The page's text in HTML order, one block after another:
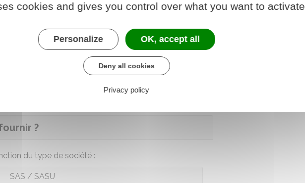
de la propriété industrielle (Inpi)
est automatiquement inscrite au répertoire national
?
du type de société :
SAS / SASU
cookies and gives you control over what you want to activate
Personalize OK, accept all
Deny all cookies
Privacy policy